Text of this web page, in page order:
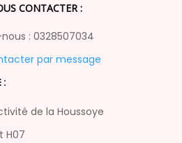
CONTACTER :
: 0328507034
par message
:
de la Houssoye
H07